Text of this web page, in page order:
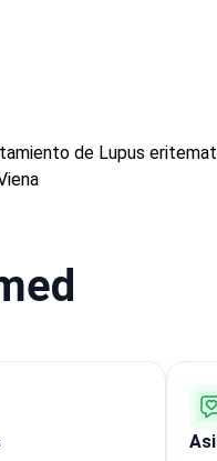
de Lupus